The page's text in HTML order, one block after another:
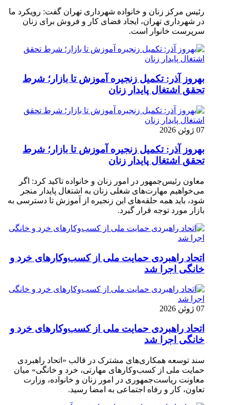
رئیس مرکز زنان و خانواده شهرداری تهران گفت: رویکرد ما
در شهرداری تهران، ایجاد فضای کار و فروش برای زنان
سرپرست خانوار است.
بهروز آذر: تکمیل زنجیره آموزش تا بازار؛ شرط
تحقق اشتغال پایدار زنان
07 ژوئن 2026
بهروز آذر: تکمیل زنجیره آموزش تا بازار؛ شرط
تحقق اشتغال پایدار زنان
معاون رئیس‌جمهور در امور زنان و خانواده تاکید کرد: اگر
می‌خواهیم مهارت‌های شغلی زنان به اشتغال پایدار منجر
شود، باید همه حلقه‌های این زنجیره از آموزش تا دسترسی به
بازار مورد توجه قرار گیرد.
اتحاد راهبردی حمایت ملی از کسب‌وکارهای خرد و
خانگی اجرا شد
07 ژوئن 2026
اتحاد راهبردی حمایت ملی از کسب‌وکارهای خرد و
خانگی اجرا شد
سند توسعه همکاری‌های مشترک در قالب «اتحاد راهبردی
حمایت ملی از کسب‌وکارهای مهارتی، خرد و خانگی» میان
معاونت ریاست‌جمهوری در امور زنان و خانواده، وزارت
تعاون، کار و رفاه اجتماعی به امضا رسید.